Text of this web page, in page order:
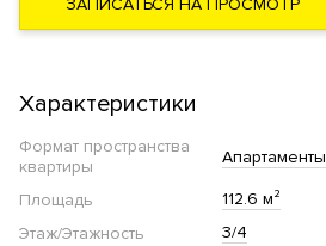
ЗАПИСАТЬСЯ НА ПРОСМОТР
Характеристики
Формат пространства
квартиры
Апартаменты
Площадь
112.6 м²
Этаж/Этажность
3/4